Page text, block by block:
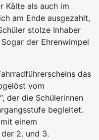
Kälte als auch im
am Ende ausgezahlt,
stolze Inhaber
der Ehrenwimpel
das
vom
der die Schülerinnen
begleitet.
einem
2. und 3.